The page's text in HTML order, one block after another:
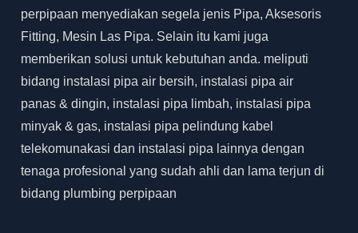
perpipaan menyediakan segela jenis Pipa, Aksesoris
Fitting, Mesin Las Pipa. Selain itu kami juga
memberikan solusi untuk kebutuhan anda. meliputi
bidang instalasi pipa air bersih, instalasi pipa air
panas & dingin, instalasi pipa limbah, instalasi pipa
minyak & gas, instalasi pipa pelindung kabel
telekomunakasi dan instalasi pipa lainnya dengan
tenaga profesional yang sudah ahli dan lama terjun di
bidang plumbing perpipaan